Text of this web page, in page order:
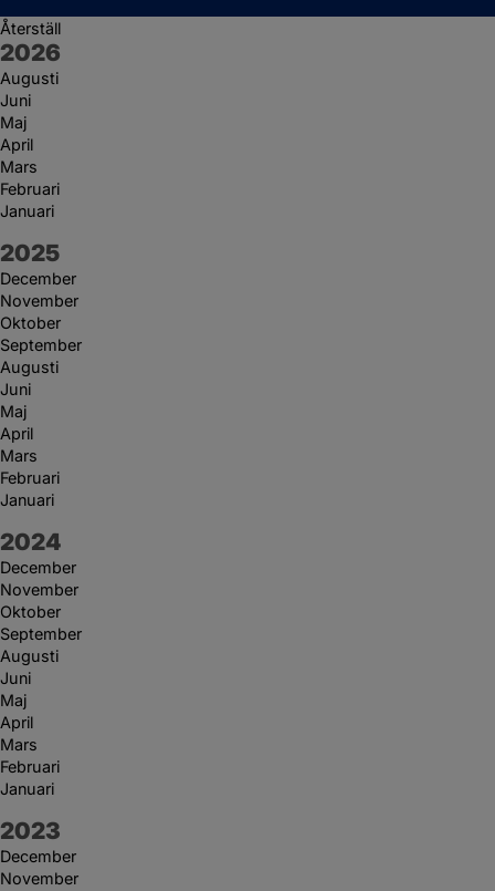
Återställ
År:
2026
Augusti
Juni
Maj
April
Mars
Februari
Januari
År:
2025
December
November
Oktober
September
Augusti
Juni
Maj
April
Mars
Februari
Januari
År:
2024
December
November
Oktober
September
Augusti
Juni
Maj
April
Mars
Februari
Januari
År:
2023
December
November